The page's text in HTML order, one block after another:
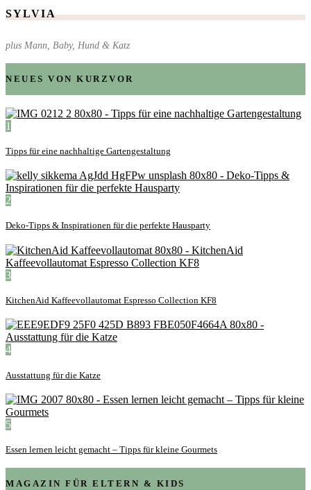
SYLVIA
plus Mann, Baby, Hund & Katz
NEUES VON KURZVOR
1
Tipps für eine nachhaltige Gartengestaltung
2
Deko-Tipps & Inspirationen für die perfekte Hausparty
3
KitchenAid Kaffeevollautomat Espresso Collection KF8
4
Ausstattung für die Katze
5
Essen lernen leicht gemacht – Tipps für kleine Gourmets
MAGAZIN FÜR ELTERN & KIDS